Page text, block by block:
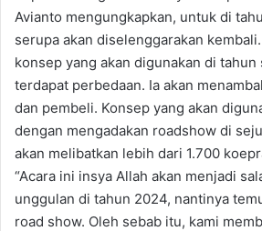
Avianto mengungkapkan, untuk di
serupa akan diselenggarakan
konsep yang akan digunakan di tahun
terdapat perbedaan. Ia akan
dan pembeli. Konsep yang akan
dengan mengadakan roadshow di
akan melibatkan lebih dari 1.700
“Acara ini insya Allah akan menjadi
unggulan di tahun 2024, nantinya
road show. Oleh sebab itu, kami